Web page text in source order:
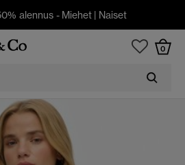
alennus - Miehet | Naiset
0